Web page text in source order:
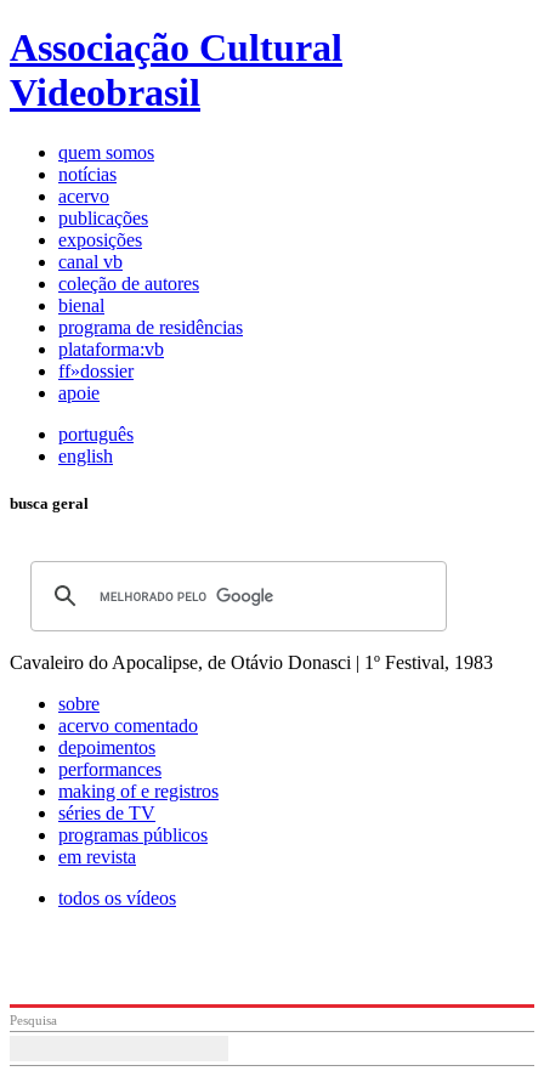
Associação Cultural
Videobrasil
quem somos
notícias
acervo
publicações
exposições
canal vb
coleção de autores
bienal
programa de residências
plataforma:vb
ff»dossier
apoie
português
english
busca geral
Cavaleiro do Apocalipse, de Otávio Donasci | 1º Festival, 1983
sobre
acervo comentado
depoimentos
performances
making of e registros
séries de TV
programas públicos
em revista
todos os vídeos
Pesquisa